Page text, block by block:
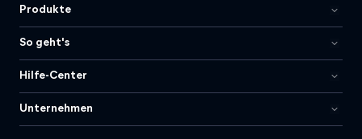
Produkte
So geht's
Hilfe-Center
Unternehmen